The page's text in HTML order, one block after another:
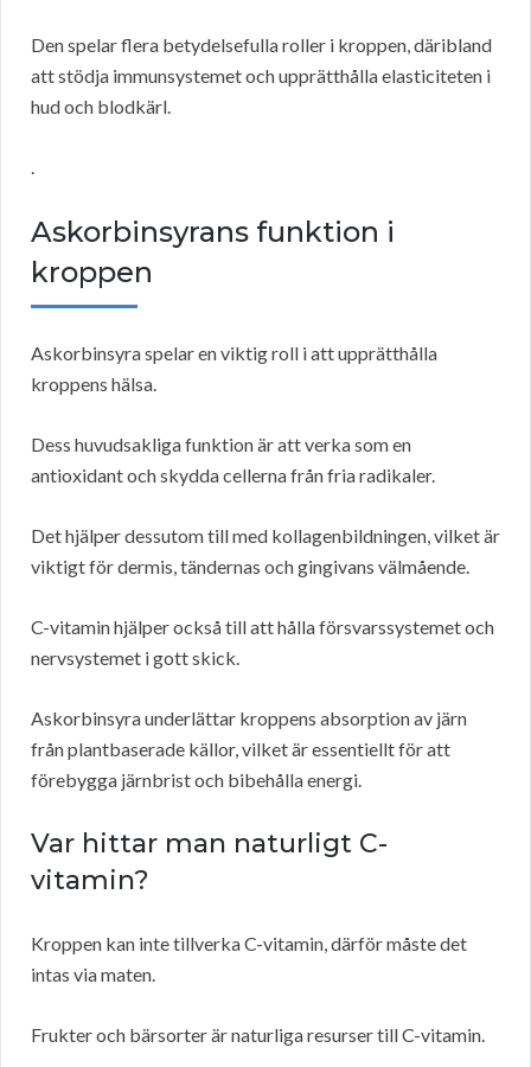
Den spelar flera betydelsefulla roller i kroppen, däribland
att stödja immunsystemet och upprätthålla elasticiteten i
hud och blodkärl.
.
Askorbinsyrans funktion i
kroppen
Askorbinsyra spelar en viktig roll i att upprätthålla
kroppens hälsa.
Dess huvudsakliga funktion är att verka som en
antioxidant och skydda cellerna från fria radikaler.
Det hjälper dessutom till med kollagenbildningen, vilket är
viktigt för dermis, tändernas och gingivans välmående.
C-vitamin hjälper också till att hålla försvarssystemet och
nervsystemet i gott skick.
Askorbinsyra underlättar kroppens absorption av järn
från plantbaserade källor, vilket är essentiellt för att
förebygga järnbrist och bibehålla energi.
Var hittar man naturligt C-
vitamin?
Kroppen kan inte tillverka C-vitamin, därför måste det
intas via maten.
Frukter och bärsorter är naturliga resurser till C-vitamin.